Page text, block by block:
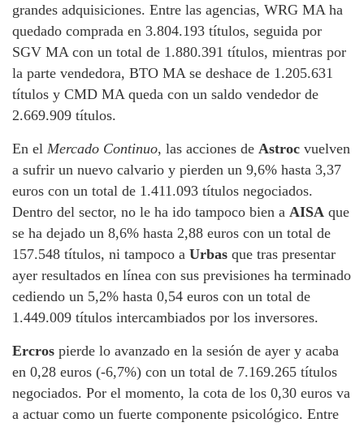
grandes adquisiciones. Entre las agencias, WRG MA ha
quedado comprada en 3.804.193 títulos, seguida por
SGV MA con un total de 1.880.391 títulos, mientras por
la parte vendedora, BTO MA se deshace de 1.205.631
títulos y CMD MA queda con un saldo vendedor de
2.669.909 títulos.
En el Mercado Continuo, las acciones de Astroc vuelven
a sufrir un nuevo calvario y pierden un 9,6% hasta 3,37
euros con un total de 1.411.093 títulos negociados.
Dentro del sector, no le ha ido tampoco bien a AISA que
se ha dejado un 8,6% hasta 2,88 euros con un total de
157.548 títulos, ni tampoco a Urbas que tras presentar
ayer resultados en línea con sus previsiones ha terminado
cediendo un 5,2% hasta 0,54 euros con un total de
1.449.009 títulos intercambiados por los inversores.
Ercros pierde lo avanzado en la sesión de ayer y acaba
en 0,28 euros (-6,7%) con un total de 7.169.265 títulos
negociados. Por el momento, la cota de los 0,30 euros va
a actuar como un fuerte componente psicológico. Entre